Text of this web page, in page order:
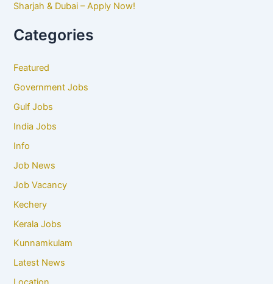
Sharjah & Dubai – Apply Now!
Categories
Featured
Government Jobs
Gulf Jobs
India Jobs
Info
Job News
Job Vacancy
Kechery
Kerala Jobs
Kunnamkulam
Latest News